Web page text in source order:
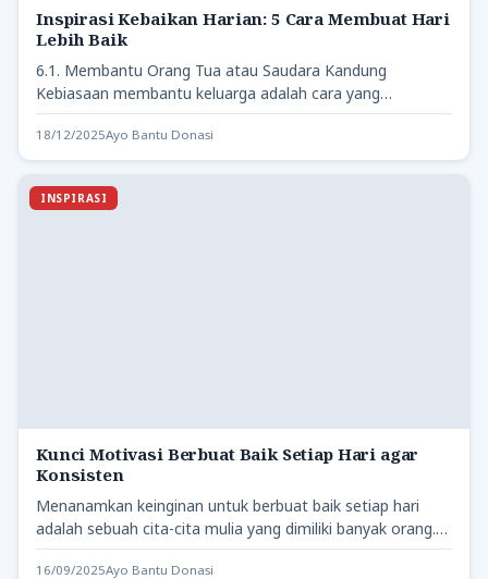
Inspirasi Kebaikan Harian: 5 Cara Membuat Hari
Lebih Baik
6.1. Membantu Orang Tua atau Saudara Kandung
Kebiasaan membantu keluarga adalah cara yang
sederhana namun efektif. Misalnya, bantu…
18/12/2025Ayo Bantu Donasi
INSPIRASI
Kunci Motivasi Berbuat Baik Setiap Hari agar
Konsisten
Menanamkan keinginan untuk berbuat baik setiap hari
adalah sebuah cita-cita mulia yang dimiliki banyak orang.
Namun, seringkali semangat…
16/09/2025Ayo Bantu Donasi